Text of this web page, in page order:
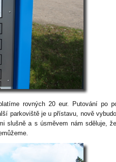
rovných 20 eur. Putování po
parkoviště je u přístavu, nově
slušně a s úsměvem nám sděluje,